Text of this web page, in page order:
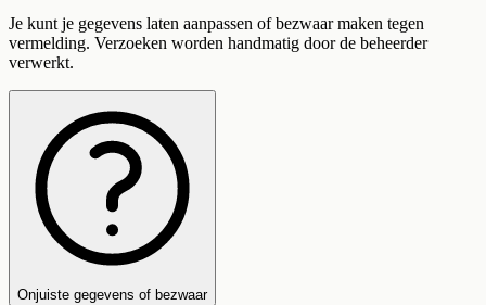
Je kunt je gegevens laten aanpassen of bezwaar maken tegen
vermelding. Verzoeken worden handmatig door de beheerder
verwerkt.
Onjuiste gegevens of bezwaar